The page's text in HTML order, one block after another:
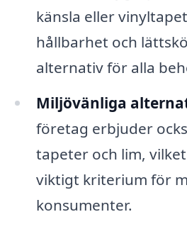
känsla eller
hållbarhet och
alternativ för alla
Miljövänliga
företag erbjuder
tapeter och lim,
viktigt kriterium för
konsumenter.